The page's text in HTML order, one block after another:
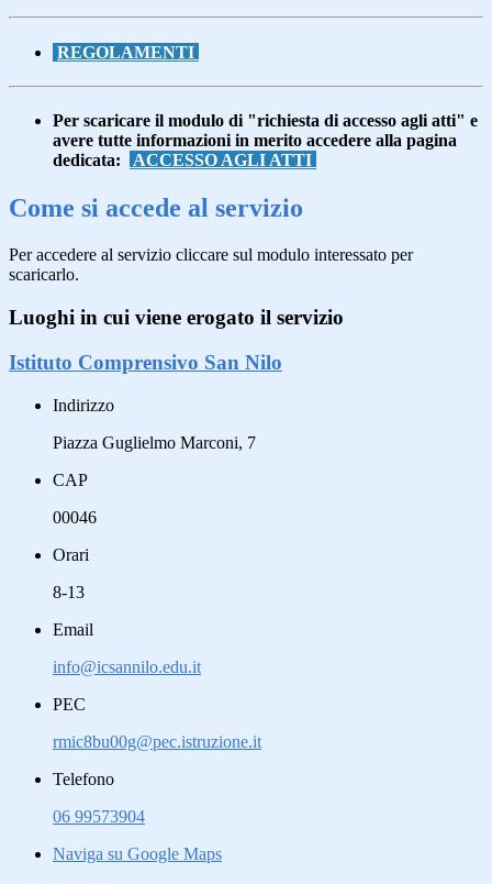
REGOLAMENTI
Per scaricare il modulo di "richiesta di accesso agli atti" e
avere tutte informazioni in merito accedere alla pagina
dedicata:
ACCESSO AGLI ATTI
Come si accede al servizio
Per accedere al servizio cliccare sul modulo interessato per
scaricarlo.
Luoghi in cui viene erogato il servizio
Istituto Comprensivo San Nilo
Indirizzo
Piazza Guglielmo Marconi, 7
CAP
00046
Orari
8-13
Email
info@icsannilo.edu.it
PEC
rmic8bu00g@pec.istruzione.it
Telefono
06 99573904
Naviga su Google Maps